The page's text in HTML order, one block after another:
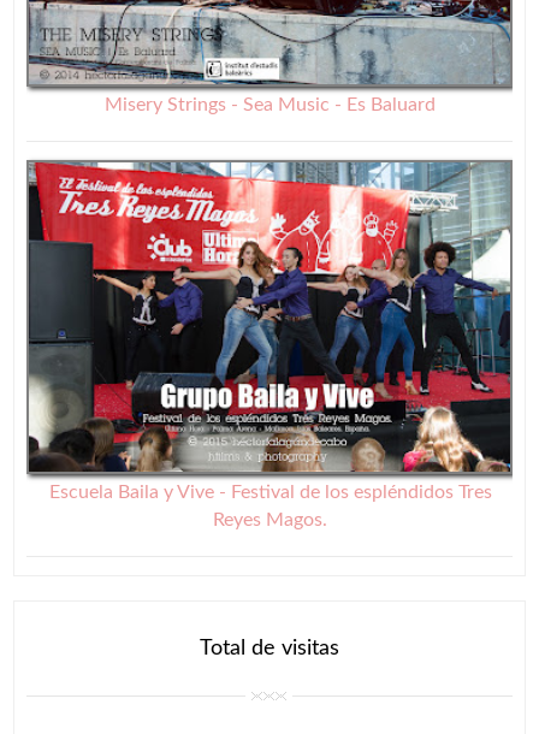
Misery Strings - Sea Music - Es Baluard
Escuela Baila y Vive - Festival de los espléndidos Tres
Reyes Magos.
Total de visitas